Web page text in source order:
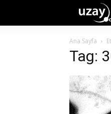
Ana Sayfa
Tag: